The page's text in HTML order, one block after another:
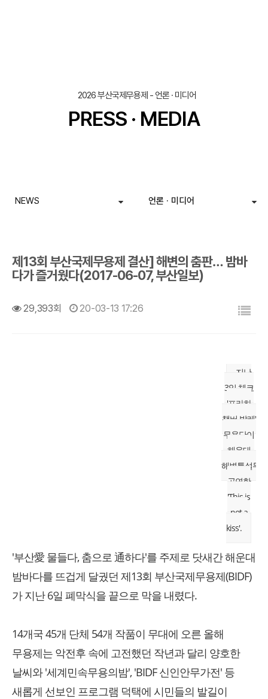
2026 부산국제무용제 - 언론 · 미디어
PRESS · MEDIA
NEWS 언론 · 미디어
제13회 부산국제무용제 결산] 해변의 춤판… 밤바
다가 즐거웠다(2017-06-07, 부산일보)
29,393회 20-03-13 17:26
지난
3일 체코
'프라하
챔버 발레'
무용단이
해운대
해변특설무
공연한
'This is
not a
kiss'.
'부산愛 물들다, 춤으로 通하다'를 주제로 닷새간 해운대
밤바다를 뜨겁게 달궜던 제13회 부산국제무용제(BIDF)
가 지난 6일 폐막식을 끝으로 막을 내렸다.
14개국 45개 단체 54개 작품이 무대에 오른 올해
무용제는 악전후 속에 고전했던 작년과 달리 양호한
날씨와 '세계민속무용의밤', 'BIDF 신인안무가전' 등
새롭게 선보인 프로그램 덕택에 시민들의 발길이